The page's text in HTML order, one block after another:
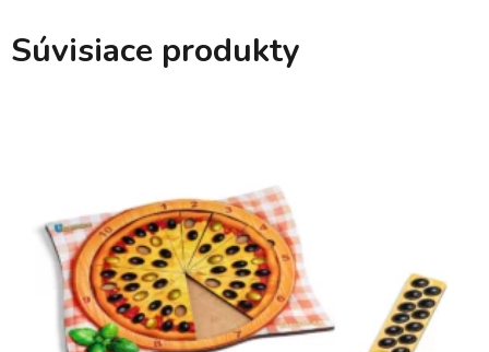
Súvisiace produkty